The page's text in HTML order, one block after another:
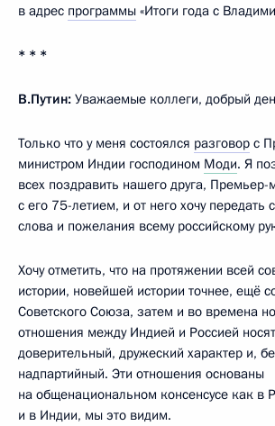
в адрес программы «Итоги года с
* * *
В.Путин: Уважаемые коллеги, добрый
Только что у меня состоялся разговор с
министром Индии господином Моди. Я
всех поздравить нашего друга, Премьер-
с его 75-летием, и от него хочу
слова и пожелания всему российскому
Хочу отметить, что на протяжении всей
истории, новейшей истории точнее, ещё
Советского Союза, затем и во времена
отношения между Индией и Россией
доверительный, дружеский характер и,
надпартийный. Эти отношения основаны
на общенациональном консенсусе как в
и в Индии, мы это видим.